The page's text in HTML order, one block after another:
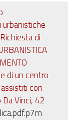
di
di un centro
con
Vinci, 42